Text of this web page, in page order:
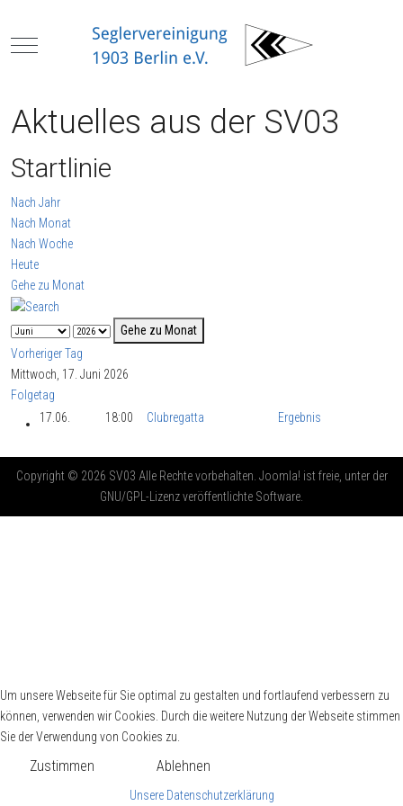
Mobile Menu Toggle
Aktuelles aus der SV03
Startlinie
Nach Jahr
Nach Monat
Nach Woche
Heute
Gehe zu Monat
Gehe zu Monat
Vorheriger Tag
Mittwoch, 17. Juni 2026
Folgetag
17.06.
18:00 Clubregatta Ergebnis
Copyright © 2026 SV03 Alle Rechte vorbehalten. Joomla! ist freie, unter der
GNU/GPL-Lizenz veröffentlichte Software.
Um unsere Webseite für Sie optimal zu gestalten und fortlaufend verbessern zu
können, verwenden wir Cookies. Durch die weitere Nutzung der Webseite stimmen
Sie der Verwendung von Cookies zu.
Zustimmen Ablehnen
Unsere Datenschutzerklärung